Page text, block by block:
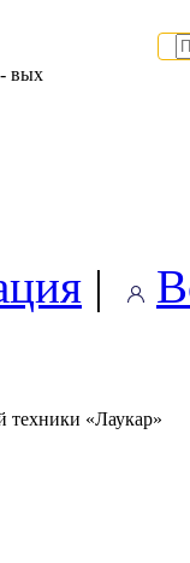
вых
|
техники «Лаукар»